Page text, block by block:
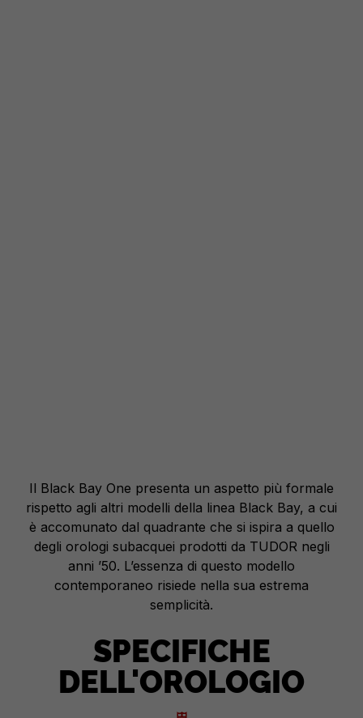
Il Black Bay One presenta un aspetto più formale
rispetto agli altri modelli della linea Black Bay, a cui
è accomunato dal quadrante che si ispira a quello
degli orologi subacquei prodotti da TUDOR negli
anni ’50. L’essenza di questo modello
contemporaneo risiede nella sua estrema
semplicità.
SPECIFICHE
DELL'OROLOGIO